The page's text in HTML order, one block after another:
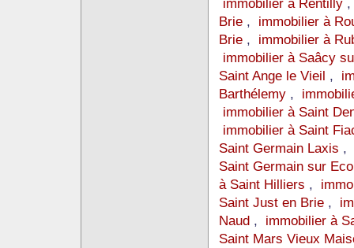
immobilier à Rentilly
Brie , immobilier à
Brie , immobilier à
immobilier à Saâcy
Saint Ange le Vieil ,
Barthélemy ,
immobilier à Saint
immobilier à Saint
Saint Germain Laxis ,
Saint Germain sur
à Saint Hilliers ,
Saint Just en Brie ,
Naud , immobilier à
Saint Mars Vieux